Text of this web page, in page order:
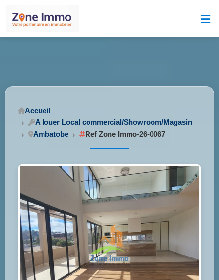
Accueil
A louer Local commercial/Showroom/Magasin
Ambatobe
Ref Zone Immo-26-0067